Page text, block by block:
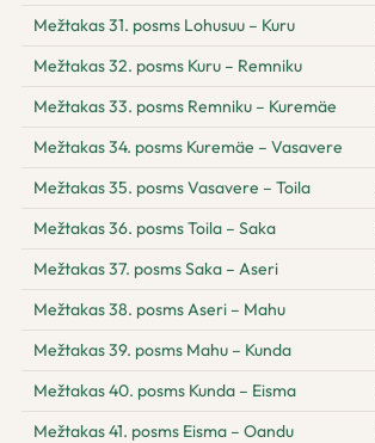
Mežtakas 31. posms Lohusuu – Kuru
Mežtakas 32. posms Kuru – Remniku
Mežtakas 33. posms Remniku – Kuremäe
Mežtakas 34. posms Kuremäe – Vasavere
Mežtakas 35. posms Vasavere – Toila
Mežtakas 36. posms Toila – Saka
Mežtakas 37. posms Saka – Aseri
Mežtakas 38. posms Aseri – Mahu
Mežtakas 39. posms Mahu – Kunda
Mežtakas 40. posms Kunda – Eisma
Mežtakas 41. posms Eisma – Oandu